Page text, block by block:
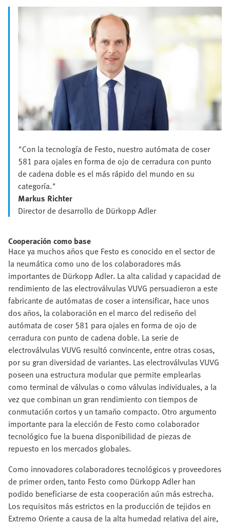
"Con la tecnología de Festo, nuestro autómata de coser
581 para ojales en forma de ojo de cerradura con punto
de cadena doble es el más rápido del mundo en su
categoría."
Markus Richter
Director de desarrollo de Dürkopp Adler
Cooperación como base
Hace ya muchos años que Festo es conocido en el sector de
la neumática como uno de los colaboradores más
importantes de Dürkopp Adler. La alta calidad y capacidad de
rendimiento de las electroválvulas VUVG persuadieron a este
fabricante de autómatas de coser a intensificar, hace unos
dos años, la colaboración en el marco del rediseño del
autómata de coser 581 para ojales en forma de ojo de
cerradura con punto de cadena doble. La serie de
electroválvulas VUVG resultó convincente, entre otras cosas,
por su gran diversidad de variantes. Las electroválvulas VUVG
poseen una estructura modular que permite emplearlas
como terminal de válvulas o como válvulas individuales, a la
vez que combinan un gran rendimiento con tiempos de
conmutación cortos y un tamaño compacto. Otro argumento
importante para la elección de Festo como colaborador
tecnológico fue la buena disponibilidad de piezas de
repuesto en los mercados globales.
Como innovadores colaboradores tecnológicos y proveedores
de primer orden, tanto Festo como Dürkopp Adler han
podido beneficiarse de esta cooperación aún más estrecha.
Los requisitos más estrictos en la producción de tejidos en
Extremo Oriente a causa de la alta humedad relativa del aire,